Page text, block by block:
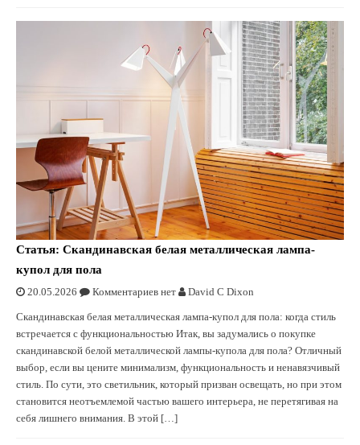
Статья: Скандинавская белая металлическая лампа-
купол для пола
20.05.2026 Комментариев нет David C Dixon
Скандинавская белая металлическая лампа-купол для пола: когда стиль
встречается с функциональностью Итак, вы задумались о покупке
скандинавской белой металлической лампы-купола для пола? Отличный
выбор, если вы цените минимализм, функциональность и ненавязчивый
стиль. По сути, это светильник, который призван освещать, но при этом
становится неотъемлемой частью вашего интерьера, не перетягивая на
себя лишнего внимания. В этой […]